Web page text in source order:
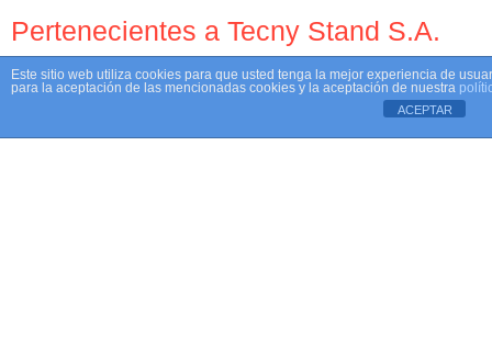
Pertenecientes a Tecny Stand S.A.
Este sitio web utiliza cookies para que usted tenga la mejor experiencia de
para la aceptación de las mencionadas cookies y la aceptación de nuestra
ACEPTAR